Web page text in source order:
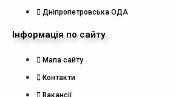
Дніпропетровська ОДА
Інформація по сайту
Мапа сайту
Контакти